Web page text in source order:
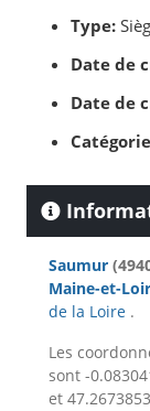
Type:
Date de
Date de
Saumur
Maine-et-
de la Loire .
Les
sont -
et